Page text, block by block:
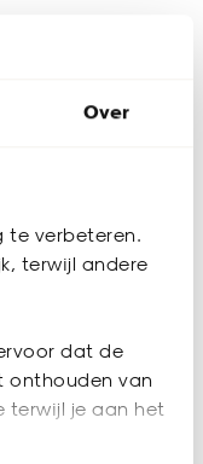
Over
te verbeteren.
terwijl andere
dat de
onthouden van
terwijl je aan het